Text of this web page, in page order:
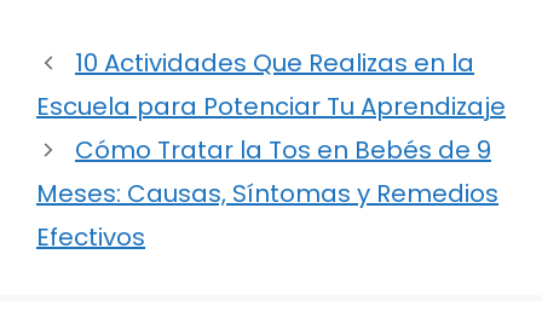
10 Actividades Que Realizas en la
Escuela para Potenciar Tu Aprendizaje
Cómo Tratar la Tos en Bebés de 9
Meses: Causas, Síntomas y Remedios
Efectivos